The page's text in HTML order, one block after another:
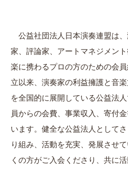
公益社団法人日本演奏連盟は
家、評論家、アートマネジメン
楽に携わるプロの方のための会
立以来、演奏家の利益擁護と音
を全国的に展開している公益法
員からの会費、事業収入、寄付
います。健全な公益法人として
り組み、活動を充実、発展させ
くの方がご入会くださり、共に